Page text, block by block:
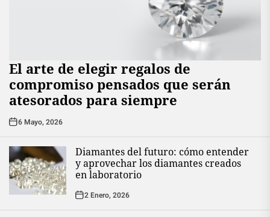
El arte de elegir regalos de
compromiso pensados que serán
atesorados para siempre
6 Mayo, 2026
Diamantes del futuro: cómo entender
y aprovechar los diamantes creados
en laboratorio
2 Enero, 2026